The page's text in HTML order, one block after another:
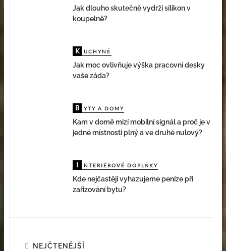
Jak dlouho skutečně vydrží silikon v
koupelně?
K UCHYNĚ
Jak moc ovlivňuje výška pracovní desky
vaše záda?
B YTY A DOMY
Kam v domě mizí mobilní signál a proč je v
jedné místnosti plný a ve druhé nulový?
I NTERIÉROVÉ DOPLŇKY
Kde nejčastěji vyhazujeme peníze při
zařizování bytu?
NEJČTENĚJŠÍ